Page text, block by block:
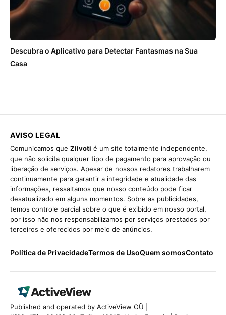
Descubra o Aplicativo para Detectar Fantasmas na Sua
Casa
AVISO LEGAL
Comunicamos que Ziivoti é um site totalmente independente,
que não solicita qualquer tipo de pagamento para aprovação ou
liberação de serviços. Apesar de nossos redatores trabalharem
continuamente para garantir a integridade e atualidade das
informações, ressaltamos que nosso conteúdo pode ficar
desatualizado em alguns momentos. Sobre as publicidades,
temos controle parcial sobre o que é exibido em nosso portal,
por isso não nos responsabilizamos por serviços prestados por
terceiros e oferecidos por meio de anúncios.
Política de PrivacidadeTermos de UsoQuem somosContato
Published and operated by ActiveView OÜ |